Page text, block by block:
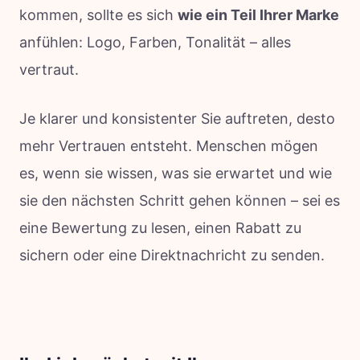
kommen, sollte es sich wie ein Teil Ihrer Marke
anfühlen: Logo, Farben, Tonalität – alles
vertraut.
Je klarer und konsistenter Sie auftreten, desto
mehr Vertrauen entsteht. Menschen mögen
es, wenn sie wissen, was sie erwartet und wie
sie den nächsten Schritt gehen können – sei es
eine Bewertung zu lesen, einen Rabatt zu
sichern oder eine Direktnachricht zu senden.